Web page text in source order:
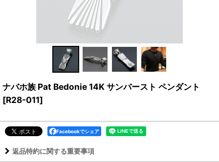
ナバホ族 Pat Bedonie 14K サンバースト ペンダント
[R28-011]
Facebookでシェア
返品特約に関する重要事項